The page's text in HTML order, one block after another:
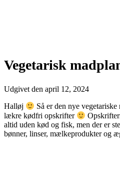
Vegetarisk
Udgivet den april 12, 2024
Halløj
Så er den nye
lækre kødfri opskrifter
altid uden kød og fisk, men der er
bønner, linser, mælkeprodukter og